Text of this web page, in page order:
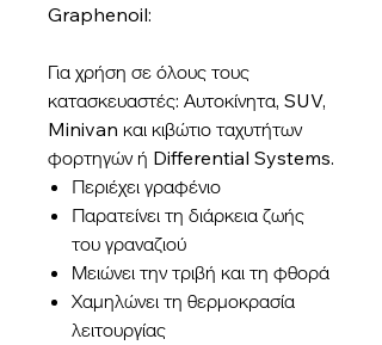
Graphenoil:
Για χρήση σε όλους τους
κατασκευαστές: Αυτοκίνητα, SUV,
Minivan και κιβώτιο ταχυτήτων
φορτηγών ή Differential Systems.
Περιέχει γραφένιο
Παρατείνει τη διάρκεια ζωής
του γραναζιού
Μειώνει την τριβή και τη φθορά
Χαμηλώνει τη θερμοκρασία
λειτουργίας